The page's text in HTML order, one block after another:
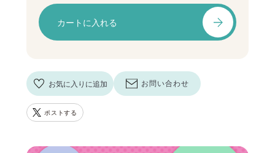
カートに入れる
お気に入りに追加 お問い合わせ
ポストする